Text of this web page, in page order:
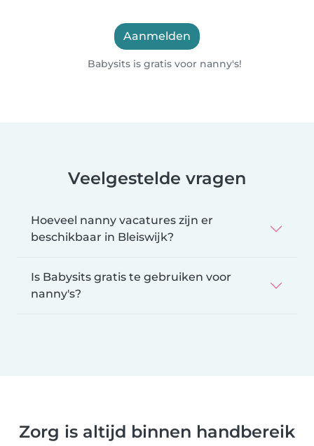
Aanmelden
Babysits is gratis voor nanny's!
Veelgestelde vragen
Hoeveel nanny vacatures zijn er
beschikbaar in Bleiswijk?
Is Babysits gratis te gebruiken voor
nanny's?
Zorg is altijd binnen handbereik